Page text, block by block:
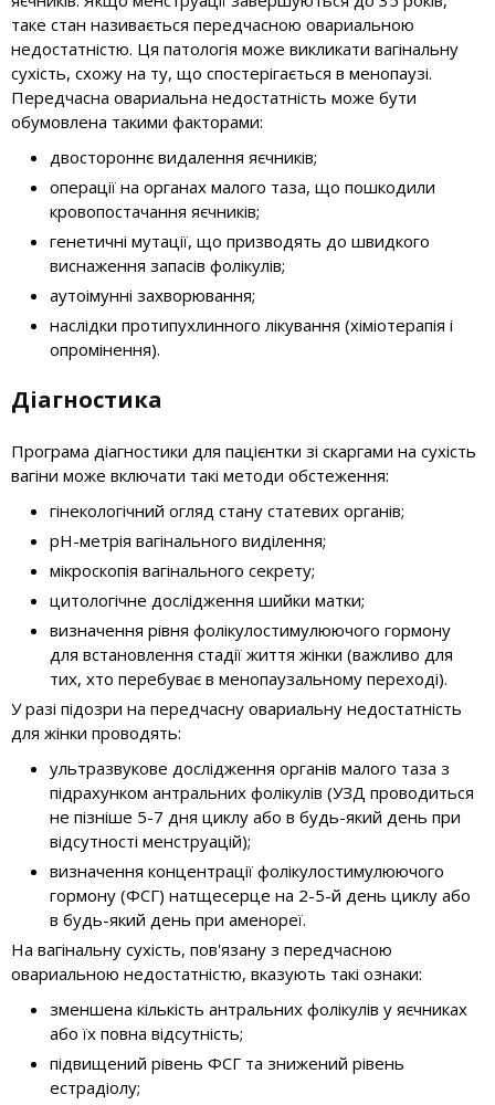
таке стан називається передчасною овариальною
недостатністю. Ця патологія може викликати вагінальну
сухість, схожу на ту, що спостерігається в менопаузі.
Передчасна овариальна недостатність може бути
обумовлена такими факторами:
двостороннє видалення яєчників;
операції на органах малого таза, що пошкодили
кровопостачання яєчників;
генетичні мутації, що призводять до швидкого
виснаження запасів фолікулів;
аутоімунні захворювання;
наслідки протипухлинного лікування (хіміотерапія і
опромінення).
Діагностика
Програма діагностики для пацієнтки зі скаргами на сухість
вагіни може включати такі методи обстеження:
гінекологічний огляд стану статевих органів;
pH-метрія вагінального виділення;
мікроскопія вагінального секрету;
цитологічне дослідження шийки матки;
визначення рівня фолікулостимулюючого гормону
для встановлення стадії життя жінки (важливо для
тих, хто перебуває в менопаузальному переході).
У разі підозри на передчасну овариальну недостатність
для жінки проводять:
ультразвукове дослідження органів малого таза з
підрахунком антральних фолікулів (УЗД проводиться
не пізніше 5-7 дня циклу або в будь-який день при
відсутності менструацій);
визначення концентрації фолікулостимулюючого
гормону (ФСГ) натщесерце на 2-5-й день циклу або
в будь-який день при аменореї.
На вагінальну сухість, пов'язану з передчасною
овариальною недостатністю, вказують такі ознаки:
зменшена кількість антральних фолікулів у яєчниках
або їх повна відсутність;
підвищений рівень ФСГ та знижений рівень
естрадіолу;